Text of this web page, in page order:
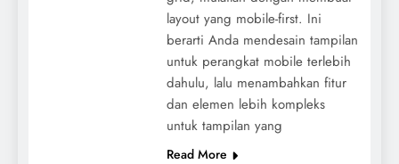
layout yang mobile-first. Ini
berarti Anda mendesain tampilan
untuk perangkat mobile terlebih
dahulu, lalu menambahkan fitur
dan elemen lebih kompleks
untuk tampilan yang
Read More